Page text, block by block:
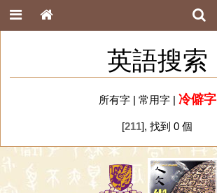
英語搜索
所有字| 常用字| 冷僻字
[211], 找到 0 個